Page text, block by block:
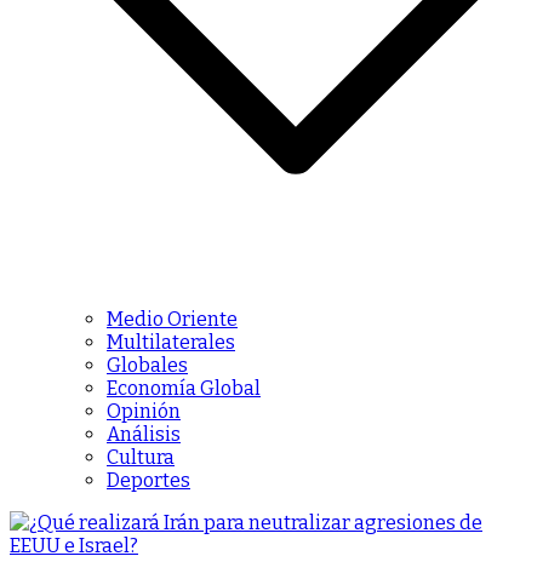
Medio Oriente
Multilaterales
Globales
Economía Global
Opinión
Análisis
Cultura
Deportes